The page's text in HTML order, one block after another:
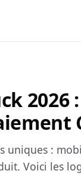
2026
uniques :
Voici les